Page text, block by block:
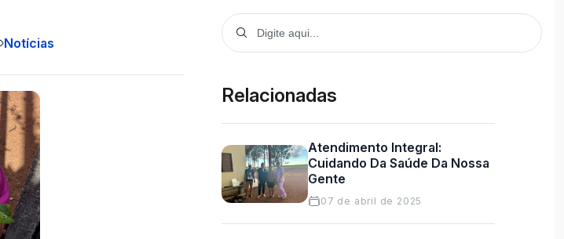
Notícias
Relacionadas
Atendimento Integral:
Cuidando Da Saúde Da Nossa
Gente
07 de abril de 2025